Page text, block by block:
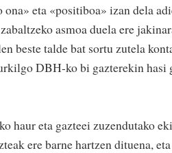
eta «positiboa» izan dela
asmoa duela ere
beste talde bat sortu zutela
DBH-ko bi gazterekin hasi
haur eta gazteei zuzendutako
ere barne hartzen dituena,